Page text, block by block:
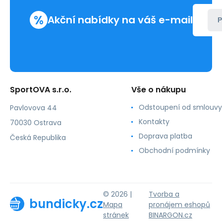
% Akční nabídky na váš e-mail
SportOVA s.r.o.
Pavlovova 44
70030 Ostrava
Česká Republika
Vše o nákupu
Odstoupení od smlouvy
Kontakty
Doprava platba
Obchodní podmínky
bundicky.cz
© 2026 |
Mapa
stránek
Tvorba a
pronájem eshopů
BINARGON.cz